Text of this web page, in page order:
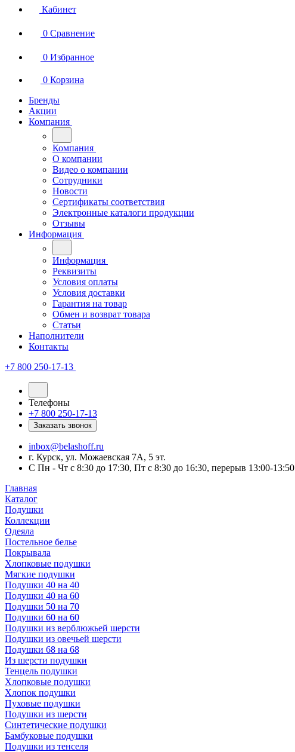
Кабинет
0 Сравнение
0 Избранное
0 Корзина
Бренды
Акции
Компания
Компания
О компании
Видео о компании
Сотрудники
Новости
Сертификаты соответствия
Электронные каталоги продукции
Отзывы
Информация
Информация
Реквизиты
Условия оплаты
Условия доставки
Гарантия на товар
Обмен и возврат товара
Статьи
Наполнители
Контакты
+7 800 250-17-13
Телефоны
+7 800 250-17-13
Заказать звонок
inbox@belashoff.ru
г. Курск, ул. Можаевская 7А, 5 эт.
C Пн - Чт с 8:30 до 17:30, Пт с 8:30 до 16:30, перерыв 13:00-13:50
Главная
Каталог
Подушки
Коллекции
Одеяла
Постельное белье
Покрывала
Хлопковые подушки
Мягкие подушки
Подушки 40 на 40
Подушки 40 на 60
Подушки 50 на 70
Подушки 60 на 60
Подушки из верблюжьей шерсти
Подушки из овечьей шерсти
Подушки 68 на 68
Из шерсти подушки
Тенцель подушки
Хлопковые подушки
Хлопок подушки
Пуховые подушки
Подушки из шерсти
Синтетические подушки
Бамбуковые подушки
Подушки из тенселя